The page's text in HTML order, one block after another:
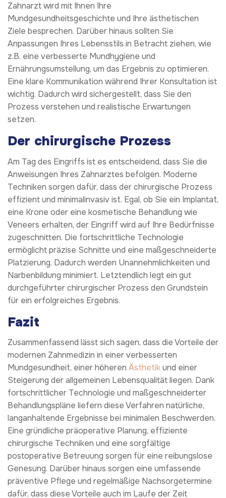
Zahnarzt wird mit Ihnen Ihre
Mundgesundheitsgeschichte und Ihre ästhetischen
Ziele besprechen. Darüber hinaus sollten Sie
Anpassungen Ihres Lebensstils in Betracht ziehen, wie
z.B. eine verbesserte Mundhygiene und
Ernährungsumstellung, um das Ergebnis zu optimieren.
Eine klare Kommunikation während Ihrer Konsultation ist
wichtig. Dadurch wird sichergestellt, dass Sie den
Prozess verstehen und realistische Erwartungen
setzen.
Der chirurgische Prozess
Am Tag des Eingriffs ist es entscheidend, dass Sie die
Anweisungen Ihres Zahnarztes befolgen. Moderne
Techniken sorgen dafür, dass der chirurgische Prozess
effizient und minimalinvasiv ist. Egal, ob Sie ein Implantat,
eine Krone oder eine kosmetische Behandlung wie
Veneers erhalten, der Eingriff wird auf Ihre Bedürfnisse
zugeschnitten. Die fortschrittliche Technologie
ermöglicht präzise Schnitte und eine maßgeschneiderte
Platzierung. Dadurch werden Unannehmlichkeiten und
Narbenbildung minimiert. Letztendlich legt ein gut
durchgeführter chirurgischer Prozess den Grundstein
für ein erfolgreiches Ergebnis.
Fazit
Zusammenfassend lässt sich sagen, dass die Vorteile der
modernen Zahnmedizin in einer verbesserten
Mundgesundheit, einer höheren Ästhetikund einer
Steigerung der allgemeinen Lebensqualität liegen. Dank
fortschrittlicher Technologie und maßgeschneiderter
Behandlungspläne liefern diese Verfahren natürliche,
langanhaltende Ergebnisse bei minimalen Beschwerden.
Eine gründliche präoperative Planung, effiziente
chirurgische Techniken und eine sorgfältige
postoperative Betreuung sorgen für eine reibungslose
Genesung. Darüber hinaus sorgen eine umfassende
präventive Pflege und regelmäßige Nachsorgetermine
dafür, dass diese Vorteile auch im Laufe der Zeit